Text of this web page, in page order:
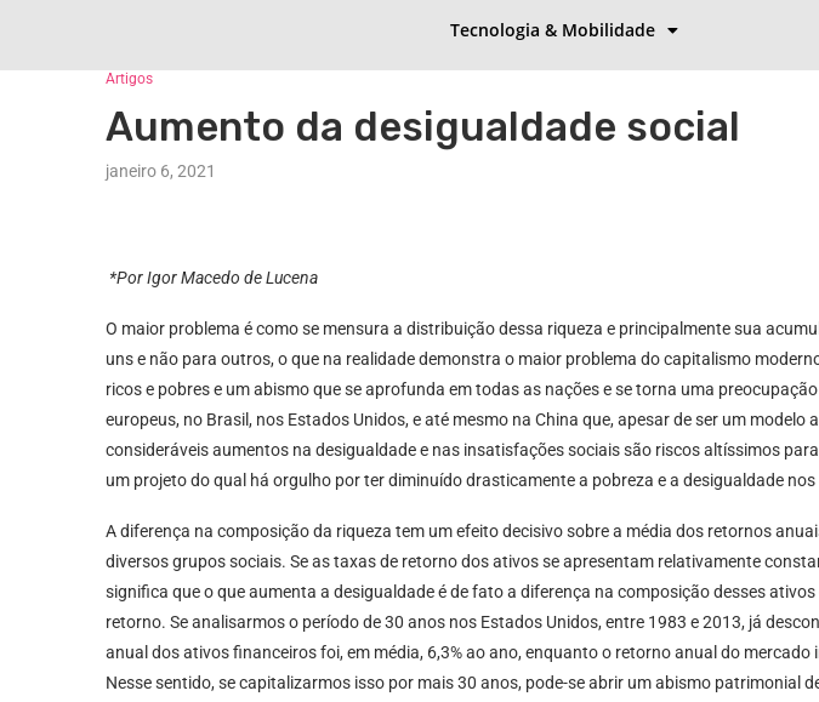
Tecnologia & Mobilidade
Artigos
Aumento da desigualdade social
janeiro 6, 2021
*Por Igor Macedo de Lucena
O maior problema é como se mensura a distribuição dessa riqueza e principalmente sua
uns e não para outros, o que na realidade demonstra o maior problema do capitalismo
ricos e pobres e um abismo que se aprofunda em todas as nações e se torna uma
europeus, no Brasil, nos Estados Unidos, e até mesmo na China que, apesar de ser um modelo
consideráveis aumentos na desigualdade e nas insatisfações sociais são riscos altíssimos
um projeto do qual há orgulho por ter diminuído drasticamente a pobreza e a desigualdade
A diferença na composição da riqueza tem um efeito decisivo sobre a média dos retornos
diversos grupos sociais. Se as taxas de retorno dos ativos se apresentam relativamente
significa que o que aumenta a desigualdade é de fato a diferença na composição desses
retorno. Se analisarmos o período de 30 anos nos Estados Unidos, entre 1983 e 2013, já
anual dos ativos financeiros foi, em média, 6,3% ao ano, enquanto o retorno anual do mercado
Nesse sentido, se capitalizarmos isso por mais 30 anos, pode-se abrir um abismo patrimonial